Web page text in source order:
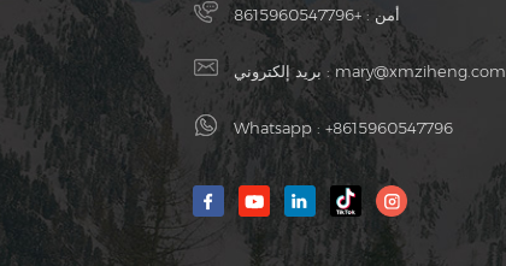
أمن :+8615960547796
بريد إلكتروني : mary@xmziheng.com
Whatsapp : +8615960547796